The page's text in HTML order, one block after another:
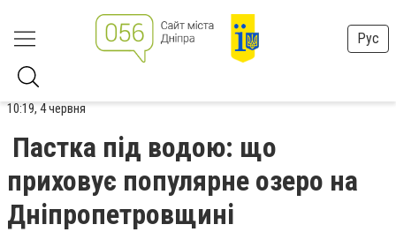
Рус
10:19, 4 червня
Пастка під водою: що
приховує популярне озеро на
Дніпропетровщині